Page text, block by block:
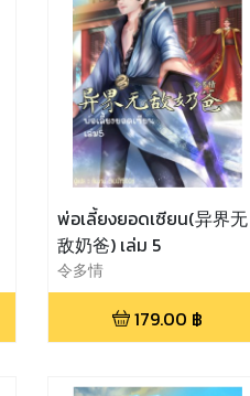
พ่อเลี้ยงยอดเซียน(异界无
敌奶爸) เล่ม 5
令多情
179.00 ฿